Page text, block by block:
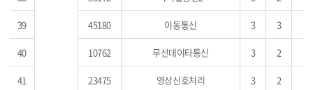
39 45180 이동통신 3 3
40 10762 무선데이타통신 3 2
41 23475 영상신호처리 3 2